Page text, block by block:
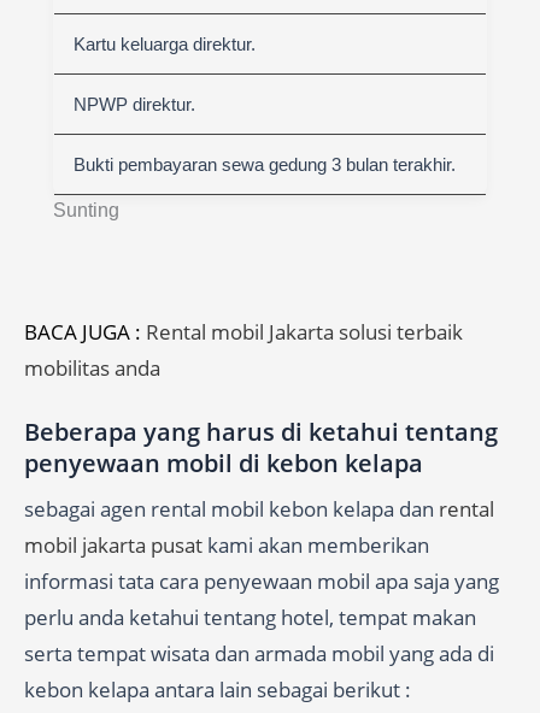
Sunting
Kartu keluarga direktur.
NPWP direktur.
Bukti pembayaran sewa gedung 3 bulan terakhir.
BACA JUGA : Rental mobil Jakarta solusi terbaik
mobilitas anda
Beberapa yang harus di ketahui tentang
penyewaan mobil di kebon kelapa
sebagai agen rental mobil kebon kelapa dan rental
mobil jakarta pusat kami akan memberikan
informasi tata cara penyewaan mobil apa saja yang
perlu anda ketahui tentang hotel, tempat makan
serta tempat wisata dan armada mobil yang ada di
kebon kelapa antara lain sebagai berikut :